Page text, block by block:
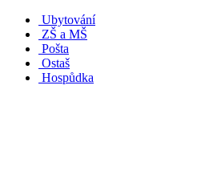
Ubytování
ZŠ a MŠ
Pošta
Ostaš
Hospůdka